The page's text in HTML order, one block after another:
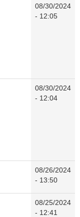
08/30/2024
- 12:05
08/30/2024
- 12:04
08/26/2024
- 13:50
08/25/2024
- 12:41